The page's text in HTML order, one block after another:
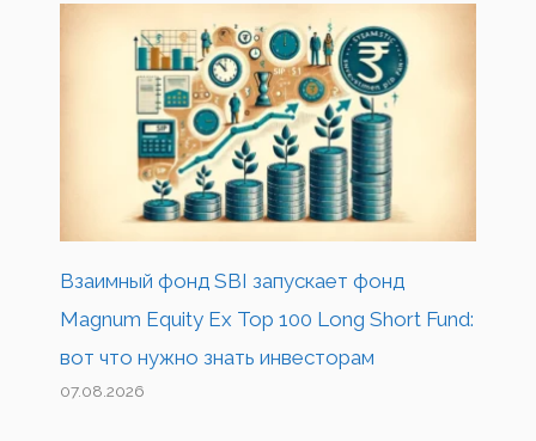
Взаимный фонд SBI запускает фонд
Magnum Equity Ex Top 100 Long Short Fund:
вот что нужно знать инвесторам
07.08.2026